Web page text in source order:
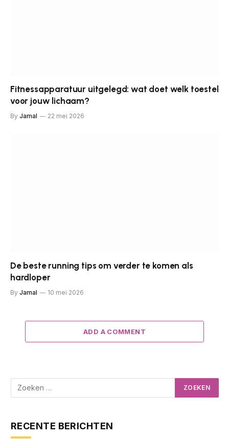
Fitnessapparatuur uitgelegd: wat doet welk toestel
voor jouw lichaam?
By Jamal 22 mei 2026
De beste running tips om verder te komen als
hardloper
By Jamal 10 mei 2026
ADD A COMMENT
RECENTE BERICHTEN